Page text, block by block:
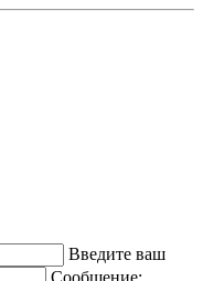
Введите ваш
Сообщение: